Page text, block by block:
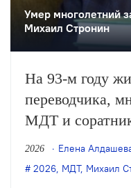
Умер многолетний
Михаил Стронин
На 93-м году
переводчика,
МДТ и
заслуженного
Михаила
2026
Елена
2026, МДТ, Михаил